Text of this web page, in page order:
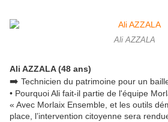
Ali AZZALA
Ali AZZALA (48 ans)
➡️ Technicien du patrimoine pour un
• Pourquoi Ali fait-il partie de l'équipe
« Avec Morlaix Ensemble, et les outils
place, l’intervention citoyenne sera